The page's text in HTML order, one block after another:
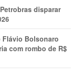
disparar
Flávio Bolsonaro
com rombo de R$